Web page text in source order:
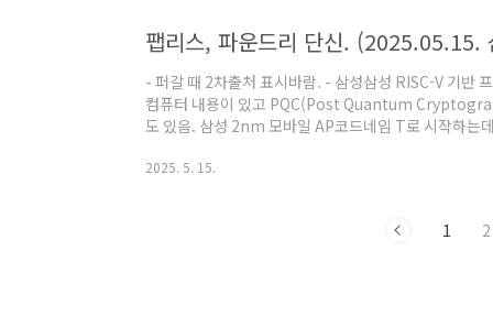
수 ..
팹리스, 파운드리 단신. (2025.05.15.
- 퍼갈 때 2차출처 표시바람. - 삼성삼성 RISC-V 기반
컴퓨터 내용이 있고 PQC(Post Quantum
도 있음. 삼성 2nm 모바일 AP코드네임 T로 시작하는
신. (2025.01.22. 삼성, 구글))같은 출처에서 이전 제품
2025. 5. 15.
1 2